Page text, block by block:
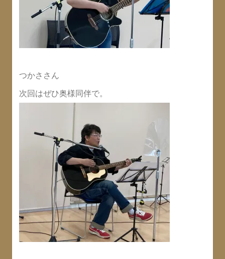
つかささん
次回はぜひ奥様同伴で。